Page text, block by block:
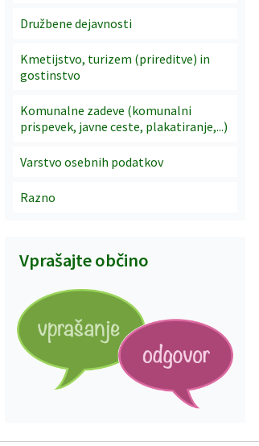
Družbene dejavnosti
Kmetijstvo, turizem (prireditve) in
gostinstvo
Komunalne zadeve (komunalni
prispevek, javne ceste, plakatiranje,...)
Varstvo osebnih podatkov
Razno
Vprašajte občino